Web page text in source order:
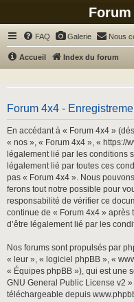
Forum
FAQ Galerie Nous
Accueil Index du forum
Forum 4x4 -
En accédant à « Forum 4x4 »
« nos », « Forum 4x4 », « https://
légalement lié par les conditions
légalement lié par toutes ces
pas « Forum 4x4 ». Nous
ferons tout notre possible pour
responsabilité de vérifier ce
continue de « Forum 4x4 » après
d’être légalement lié par les
Nos forums sont propulsés par
« leur », « logiciel phpBB », «
« Équipes phpBB »), qui est une
GNU General Public License v2 »
téléchargeable depuis